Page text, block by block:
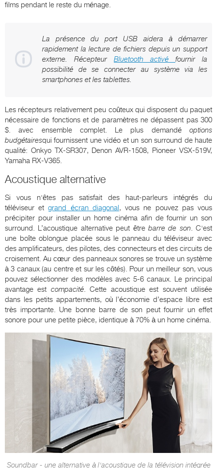
films pendant le reste du ménage.
La présence du port USB aidera à démarrer
rapidement la lecture de fichiers depuis un support
externe. Récepteur Bluetooth activé fournir la
possibilité de se connecter au système via les
smartphones et les tablettes.
Les récepteurs relativement peu coûteux qui disposent du paquet
nécessaire de fonctions et de paramètres ne dépassent pas 300
$. avec ensemble complet. Le plus demandé options
budgétairesqui fournissent une vidéo et un son surround de haute
qualité: Onkyo TX-SR307, Denon AVR-1508, Pioneer VSX-519V,
Yamaha RX-V365.
Acoustique alternative
Si vous n'êtes pas satisfait des haut-parleurs intégrés du
téléviseur etgrand écran diagonal, vous ne pouvez pas vous
précipiter pour installer un home cinéma afin de fournir un son
surround. L’acoustique alternative peut être barre de son. C'est
une boîte oblongue placée sous le panneau du téléviseur avec
des amplificateurs, des pilotes, des connecteurs et des circuits de
croisement. Au cœur des panneaux sonores se trouve un système
à 3 canaux (au centre et sur les côtés). Pour un meilleur son, vous
pouvez sélectionner des modèles avec 5-6 canaux. Le principal
avantage est compacité. Cette acoustique est souvent utilisée
dans les petits appartements, où l’économie d’espace libre est
très importante. Une bonne barre de son peut fournir un effet
sonore pour une petite pièce, identique à 70% à un home cinéma.
Soundbar - une alternative à l'acoustique de la télévision intégrée